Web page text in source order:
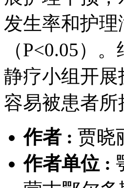
发生率和护
（P<0.05）
静疗小组开
容易被患者
作者 : 贾晓
作者单位 :